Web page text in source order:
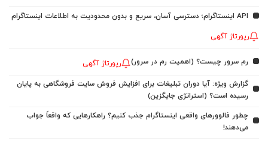
API اینستاگرام؛ دسترسی آسان، سریع و بدون محدودیت به اطلاعات اینستاگرام
رپورتاژ آگهی
رم سرور چیست؟ (اهمیت رم در سرور) رپورتاژ آگهی
گزارش ویژه: آیا دوران تبلیغات برای افزایش فروش سایت فروشگاهی به پایان
رسیده است؟ (استراتژی جایگزین)
چطور فالوورهای واقعی اینستاگرام جذب کنیم؟ راهکارهایی که واقعاً جواب
می‌دهند!